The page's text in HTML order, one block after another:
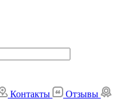
Контакты
Отзывы